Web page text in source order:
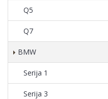
Q5
Q7
BMW
Serija 1
Serija 3